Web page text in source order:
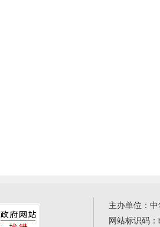
主办单位：
网站标识码：